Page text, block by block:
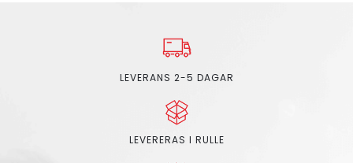
LEVERANS 2-5 DAGAR
LEVERERAS I RULLE